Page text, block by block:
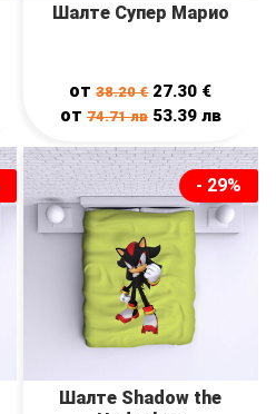
Шалте Супер Марио
от38.20€ 27.30 €
от 74.71лв 53.39 лв
- 29%
Шалте Shadow the